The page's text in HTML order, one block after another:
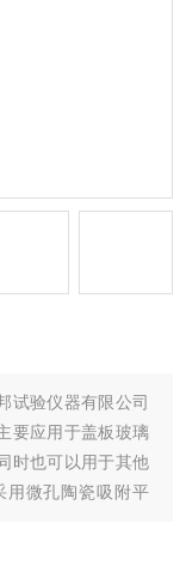
试验仪器有限公司
要应用于盖板玻璃
时也可以用于其他
用微孔陶瓷吸附平
湿膜厚度，同时